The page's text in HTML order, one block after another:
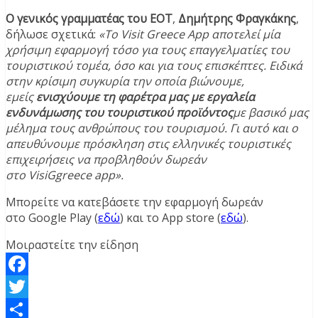
Ο γενικός γραμματέας του ΕΟΤ, Δημήτρης Φραγκάκης,
δήλωσε σχετικά: «Το Visit Greece Appαποτελεί μία
χρήσιμη εφαρμογή τόσο για τους επαγγελματίες του
τουριστικού τομέα, όσο και για τους επισκέπτες. Ειδικά
στην κρίσιμη συγκυρία την οποία βιώνουμε,
εμείςενισχύουμε τη φαρέτρα μας με εργαλεία
ενδυνάμωσης του τουριστικού προϊόντοςμε βασικό μας
μέλημα τους ανθρώπους του τουρισμού. Γι αυτό και ο
απευθύνουμε πρόσκληση στις ελληνικές τουριστικές
επιχειρήσεις να προβληθούν δωρεάν
στο VisiGgreece app».
Μπορείτε να κατεβάσετε την εφαρμογή δωρεάν
στο Google Play (εδώ) και το App store (εδώ).
Μοιραστείτε την είδηση
Facebook
Twitter